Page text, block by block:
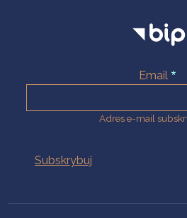
Email
Adres e-mail